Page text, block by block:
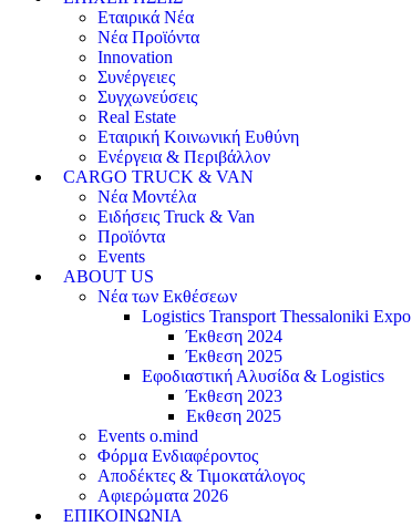
Εταιρικά Νέα
Νέα Προϊόντα
Innovation
Συνέργειες
Συγχωνεύσεις
Real Estate
Εταιρική Κοινωνική Ευθύνη
Ενέργεια & Περιβάλλον
CARGO TRUCK & VAN
Νέα Μοντέλα
Ειδήσεις Truck & Van
Προϊόντα
Events
ABOUT US
Νέα των Εκθέσεων
Logistics Transport Thessaloniki Expo
Έκθεση 2024
Έκθεση 2025
Εφοδιαστική Αλυσίδα & Logistics
Έκθεση 2023
Εκθεση 2025
Events o.mind
Φόρμα Ενδιαφέροντος
Αποδέκτες & Τιμοκατάλογος
Αφιερώματα 2026
ΕΠΙΚΟΙΝΩΝΙΑ